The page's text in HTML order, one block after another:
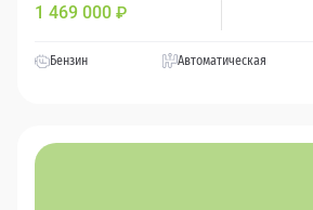
1 469 000 ₽
Бензин Автоматическая